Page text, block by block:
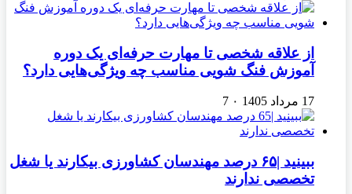
از علاقه شخصی تا مهارت حرفه‌ای یک دوره
آموزش فنگ شویی مناسب چه ویژگی‌هایی دارد؟
17 مرداد 1405 ۰ 7
ببینید |۶۵ درصد مهندسان کشاورزی بیکارند یا شغل
تخصصی ندارند